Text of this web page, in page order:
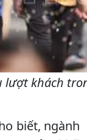
khách
biết, ngành